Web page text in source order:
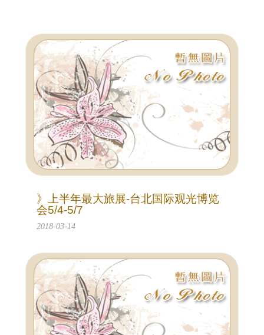
》上半年最大旅展-台北国际观光博览
会5/4-5/7
2018-03-14